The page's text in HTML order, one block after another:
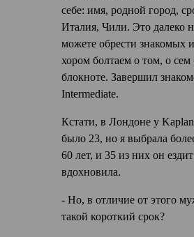
себе: имя, родной город,
Италия, Чили. Это далеко
можете обрести знакомых
хором болтаем о том, о
блокноте. Завершил
Intermediate.
Кстати, в Лондоне у
было 23, но я выбрала
60 лет, и 35 из них он
вдохновила.
- Но, в отличие от этого
такой короткий срок?